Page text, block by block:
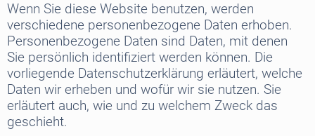
Wenn Sie diese Website benutzen, werden
verschiedene personenbezogene Daten erhoben.
Personenbezogene Daten sind Daten, mit denen
Sie persönlich identifiziert werden können. Die
vorliegende Datenschutzerklärung erläutert, welche
Daten wir erheben und wofür wir sie nutzen. Sie
erläutert auch, wie und zu welchem Zweck das
geschieht.